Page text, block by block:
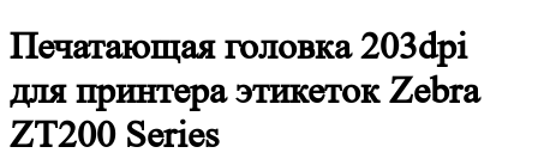
Печатающая головка 203dpi
для принтера этикеток Zebra
ZT200 Series